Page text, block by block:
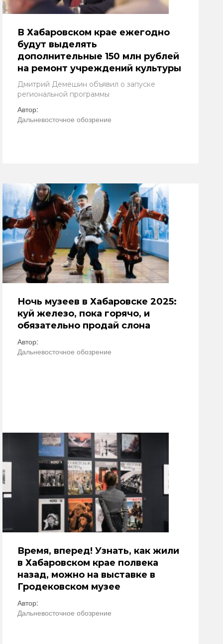
В Хабаровском крае ежегодно
будут выделять
дополнительные 150 млн рублей
на ремонт учреждений культуры
Дмитрий Демешин объявил о запуске
региональной программы
Автор:
Дальневосточное обозрение
Ночь музеев в Хабаровске 2025:
куй железо, пока горячо, и
обязательно продай слона
Автор:
Дальневосточное обозрение
Время, вперед! Узнать, как жили
в Хабаровском крае полвека
назад, можно на выставке в
Гродековском музее
Автор:
Дальневосточное обозрение